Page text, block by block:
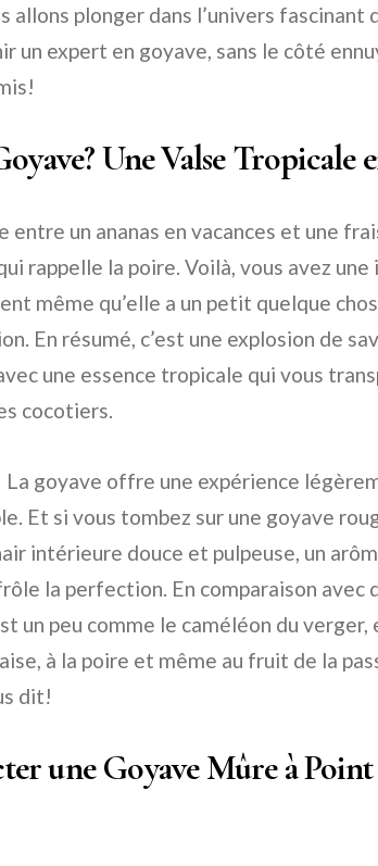
allons plonger dans l’univers fascinant
un expert en goyave, sans le côté
Une Valse Tropicale
entre un ananas en vacances et une
rappelle la poire. Voilà, vous avez une
même qu’elle a un petit quelque
En résumé, c’est une explosion de
une essence tropicale qui vous
cocotiers.
goyave offre une expérience
Et si vous tombez sur une goyave
intérieure douce et pulpeuse, un
la perfection. En comparaison avec
un peu comme le caméléon du
à la poire et même au fruit de la
dit!
une Goyave Mûre à